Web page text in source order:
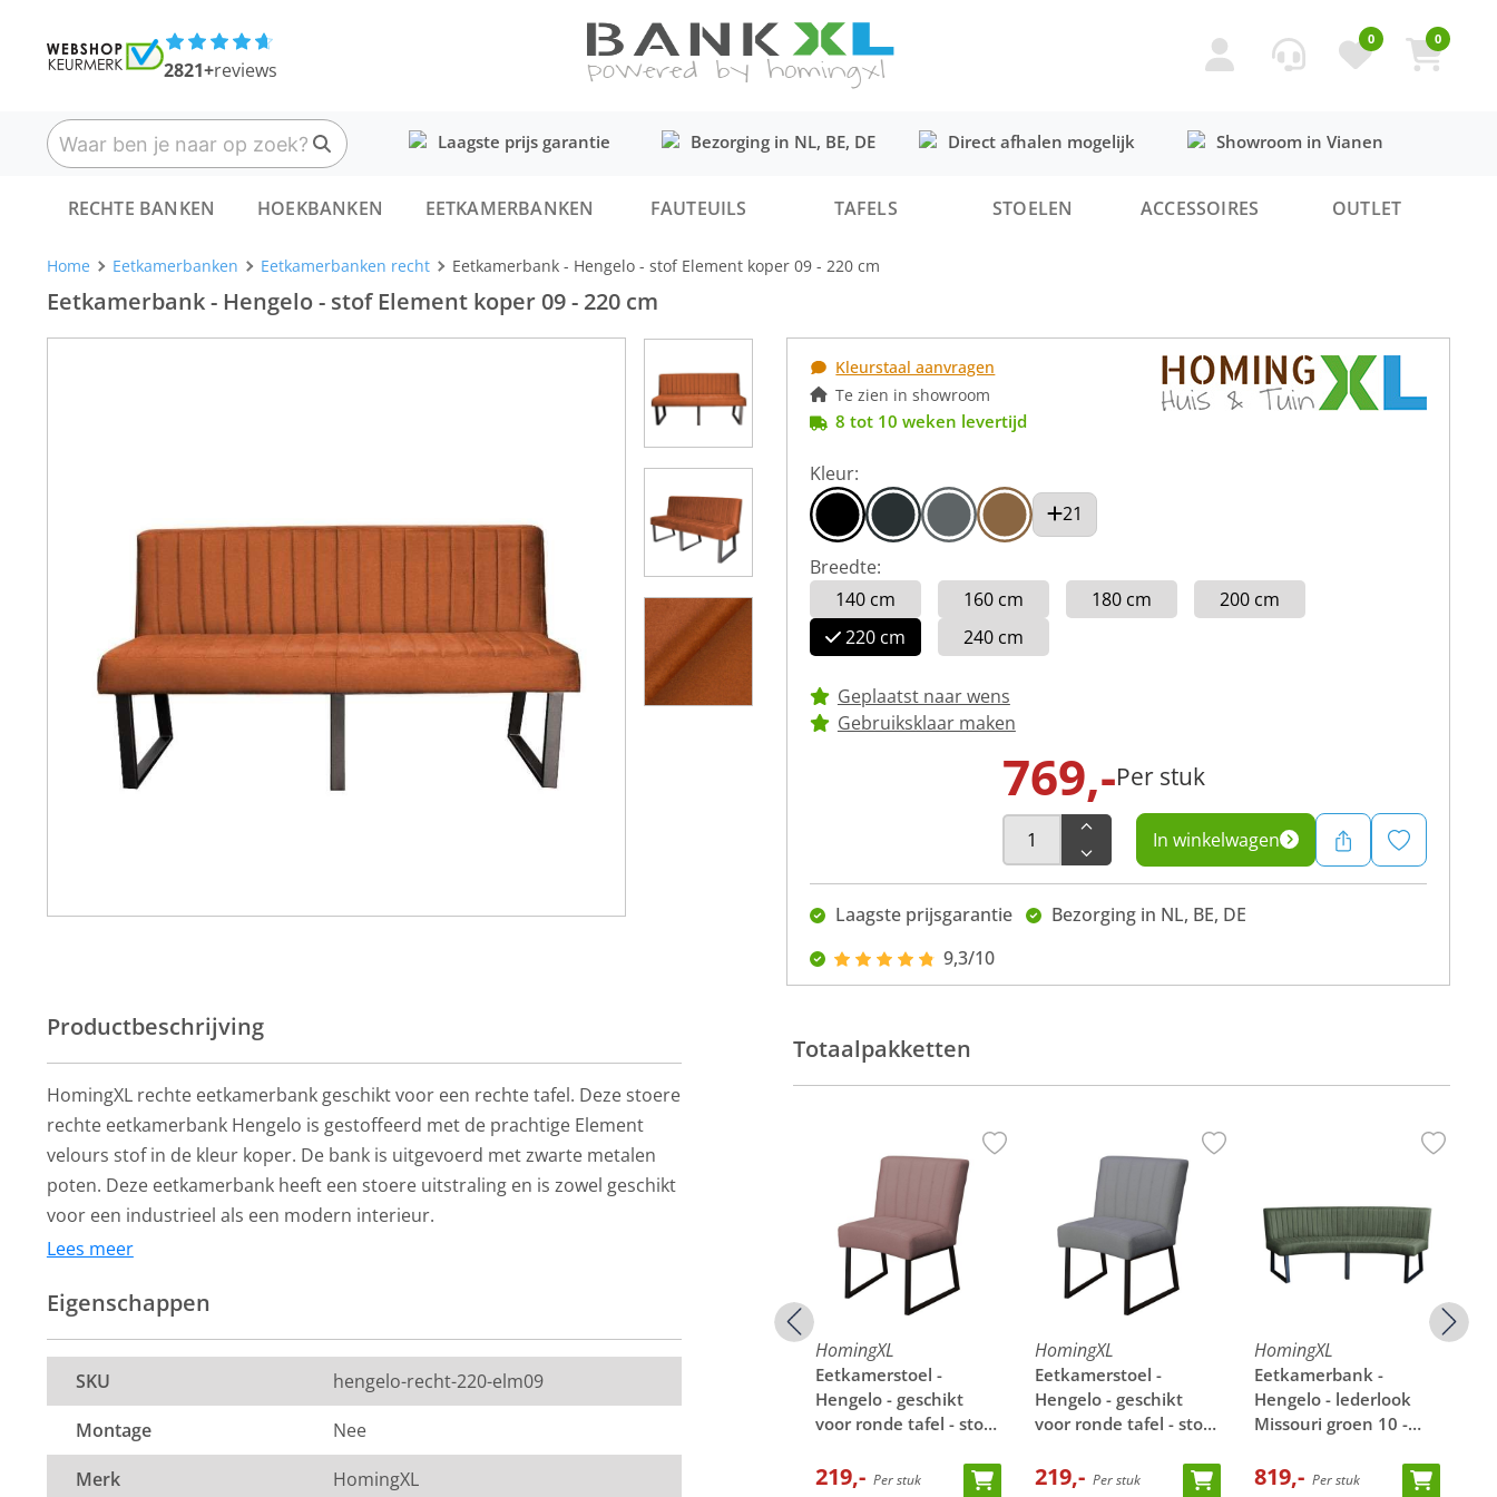
2821+reviews
0 0
Laagste prijs garantie Bezorging in NL, BE, DE Direct afhalen mogelijk Showroom in Vianen
RECHTE BANKEN HOEKBANKEN EETKAMERBANKEN FAUTEUILS TAFELS STOELEN ACCESSOIRES OUTLET
Home Eetkamerbanken Eetkamerbanken recht Eetkamerbank - Hengelo - stof Element koper 09 - 220 cm
Eetkamerbank - Hengelo - stof Element koper 09 - 220 cm
Kleurstaal aanvragen
Te zien in showroom
8 tot 10 weken levertijd
Kleur:
21
Breedte:
140 cm
160 cm 180 cm
200 cm
220 cm
240 cm
Geplaatst naar wens
Gebruiksklaar maken
769,-Per stuk
In winkelwagen
Laagste prijsgarantie
Bezorging in NL, BE, DE
9,3/10
Productbeschrijving
HomingXL rechte eetkamerbank geschikt voor een rechte tafel. Deze stoere
rechte eetkamerbank Hengelo is gestoffeerd met de prachtige Element
velours stof in de kleur koper. De bank is uitgevoerd met zwarte metalen
poten. Deze eetkamerbank heeft een stoere uitstraling en is zowel geschikt
voor een industrieel als een modern interieur.
De kleur op de foto kan per computerscherm afwijken van de werkelijkheid.
stof op via de knop "kleurstaal aanvragen".
Zitdiepte: 44 cm
Zithoogte: 51 cm
Lees meer
Eigenschappen
SKU
hengelo-recht-220-elm09
Montage
Nee
Merk
HomingXL
Totaalpakketten
Eetkamerstoel -
219,-
HomingXL
Eetkamerstoel -
Hengelo - geschikt
voor ronde tafel - stof
219,- Per stuk
HomingXL
Eetkamerstoel -
Hengelo - geschikt
voor ronde tafel - stof
219,- Per stuk
HomingXL
Eetkamerbank -
Hengelo - lederlook
Missouri groen 10 -
tafel 240 cm
819,- Per stuk